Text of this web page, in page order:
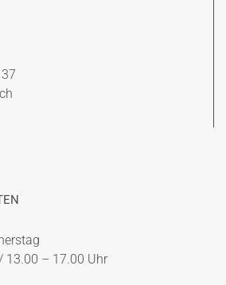
13.00 – 17.00 Uhr